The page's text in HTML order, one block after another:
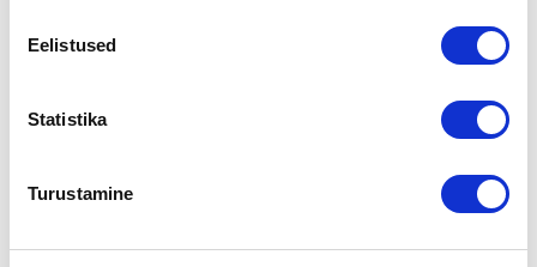
Eelistused
Statistika
Turustamine
Tel010 2864 026